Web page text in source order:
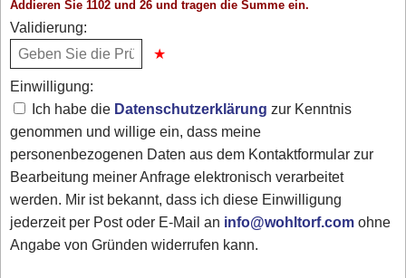
Addieren Sie 1102 und 26 und tragen die Summe ein.
Validierung:
Einwilligung:
Ich habe die Datenschutzerklärung zur Kenntnis
genommen und willige ein, dass meine
personenbezogenen Daten aus dem Kontaktformular zur
Bearbeitung meiner Anfrage elektronisch verarbeitet
werden. Mir ist bekannt, dass ich diese Einwilligung
jederzeit per Post oder E-Mail an info@wohltorf.comohne
Angabe von Gründen widerrufen kann.